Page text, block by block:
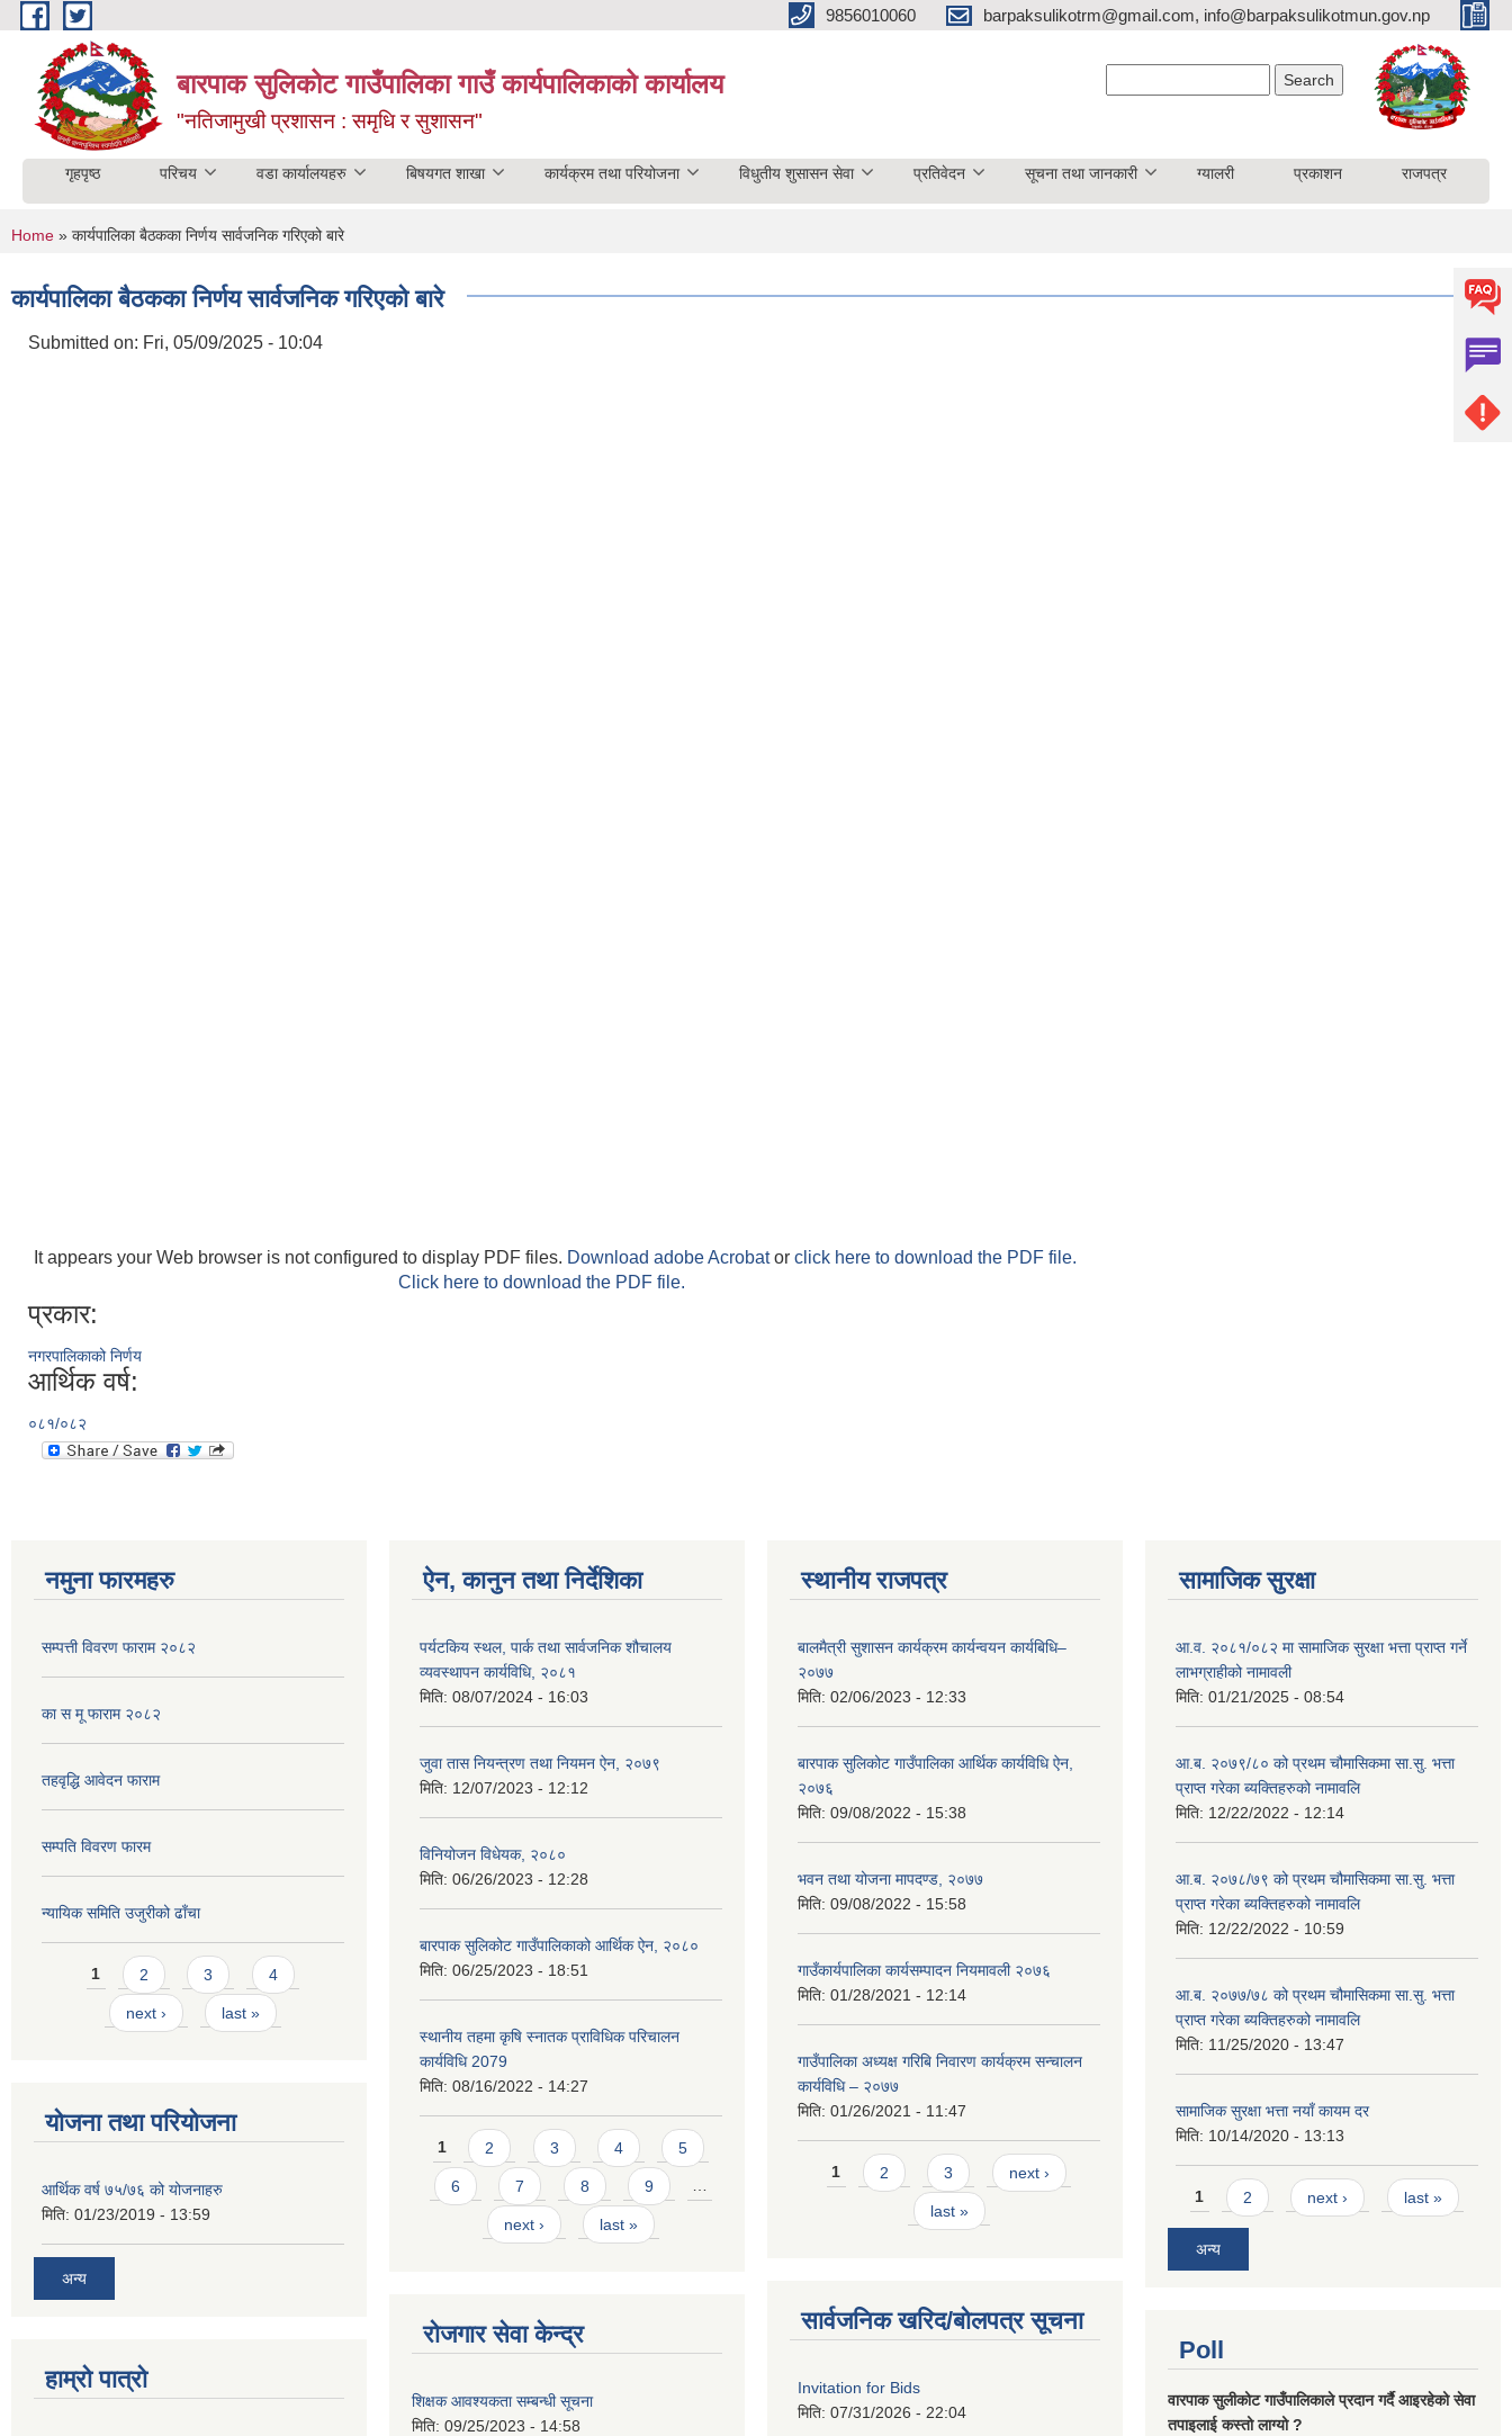
Skip to main content 9856010060 barpaksulikotrm@gmail.com, info@barpaksulikotmun.gov.np
बारपाक सुलिकोट गाउँपालिका गाउँ कार्यपालिकाको कार्यालय
"नतिजामुखी प्रशासन : समृधि र सुशासन"
गृहपृष्ठ परिचय वडा कार्यालयहरु बिषयगत शाखा कार्यक्रम तथा परियोजना विधुतीय शुसासन सेवा प्रतिवेदन सूचना तथा जानकारी ग्यालरी प्रकाशन राजपत्र
You are here
Home » कार्यपालिका बैठकका निर्णय सार्वजनिक गरिएको बारे
कार्यपालिका बैठकका निर्णय सार्वजनिक गरिएको बारे
Submitted on: Fri, 05/09/2025 - 10:04
It appears your Web browser is not configured to display PDF files. Download adobe Acrobator click here to download the PDF file.
Click here to download the PDF file.
प्रकार:
नगरपालिकाको निर्णय
आर्थिक वर्ष:
०८१/०८२
नमुना फारमहरु
सम्पत्ती विवरण फाराम २०८२
का स मू फाराम २०८२
तहवृद्धि आवेदन फाराम
सम्पति विवरण फारम
न्यायिक समिति उजुरीको ढाँचा
Pages
1 2 3 4
next › last »
योजना तथा परियोजना
आर्थिक वर्ष ७५/७६ को योजनाहरु
मिति: 01/23/2019 - 13:59
अन्य
हाम्रो पात्रो
ऐन, कानुन तथा निर्देशिका
पर्यटकिय स्थल, पार्क तथा सार्वजनिक शौचालय
व्यवस्थापन कार्यविधि, २०८१
मिति: 08/07/2024 - 16:03
जुवा तास नियन्त्रण तथा नियमन ऐन, २०७९
मिति: 12/07/2023 - 12:12
विनियोजन विधेयक, २०८०
मिति: 06/26/2023 - 12:28
बारपाक सुलिकोट गाउँपालिकाको आर्थिक ऐन, २०८०
मिति: 06/25/2023 - 18:51
स्थानीय तहमा कृषि स्नातक प्राविधिक परिचालन
कार्यविधि 2079
मिति: 08/16/2022 - 14:27
Pages
1 2 3 4 5
6 7 8 9 …
next › last »
रोजगार सेवा केन्द्र
शिक्षक आवश्यकता सम्बन्धी सूचना
मिति: 09/25/2023 - 14:58
स्थानीय राजपत्र
बालमैत्री सुशासन कार्यक्रम कार्यन्वयन कार्यबिधि–
२०७७
मिति: 02/06/2023 - 12:33
बारपाक सुलिकोट गाउँपालिका आर्थिक कार्यविधि ऐन,
२०७६
मिति: 09/08/2022 - 15:38
भवन तथा योजना मापदण्ड, २०७७
मिति: 09/08/2022 - 15:58
गाउँकार्यपालिका कार्यसम्पादन नियमावली २०७६
मिति: 01/28/2021 - 12:14
गाउँपालिका अध्यक्ष गरिबि निवारण कार्यक्रम सन्चालन
कार्यविधि – २०७७
मिति: 01/26/2021 - 11:47
Pages
1 2 3 next ›
last »
सार्वजनिक खरिद/बोलपत्र सूचना
Invitation for Bids
मिति: 07/31/2026 - 22:04
सामाजिक सुरक्षा
आ.व. २०८१/०८२ मा सामाजिक सुरक्षा भत्ता प्राप्त गर्ने
लाभग्राहीको नामावली
मिति: 01/21/2025 - 08:54
आ.ब. २०७९/८० को प्रथम चौमासिकमा सा.सु. भत्ता
प्राप्त गरेका ब्यक्तिहरुको नामावलि
मिति: 12/22/2022 - 12:14
आ.ब. २०७८/७९ को प्रथम चौमासिकमा सा.सु. भत्ता
प्राप्त गरेका ब्यक्तिहरुको नामावलि
मिति: 12/22/2022 - 10:59
आ.ब. २०७७/७८ को प्रथम चौमासिकमा सा.सु. भत्ता
प्राप्त गरेका ब्यक्तिहरुको नामावलि
मिति: 11/25/2020 - 13:47
सामाजिक सुरक्षा भत्ता नयाँ कायम दर
मिति: 10/14/2020 - 13:13
Pages
1 2 next › last »
अन्य
Poll
वारपाक सुलीकोट गाउँपालिकाले प्रदान गर्दै आइरहेको सेवा
तपाइलाई कस्तो लाग्यो ?